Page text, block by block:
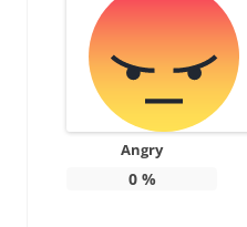
Angry
0%